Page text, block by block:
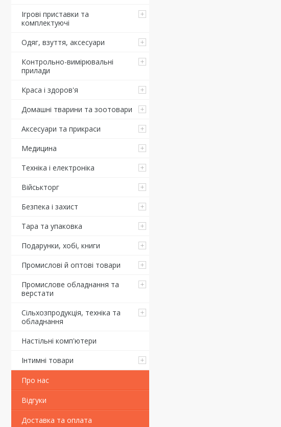
Ігрові приставки та
комплектуючі
Одяг, взуття, аксесуари
Контрольно-вимірювальні
прилади
Краса і здоров'я
Домашні тварини та зоотовари
Аксесуари та прикраси
Медицина
Техніка і електроніка
Військторг
Безпека і захист
Тара та упаковка
Подарунки, хобі, книги
Промислові й оптові товари
Промислове обладнання та
верстати
Сільхозпродукція, техніка та
обладнання
Настільні комп'ютери
Інтимні товари
Про нас
Відгуки
Доставка та оплата